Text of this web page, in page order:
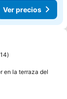
Ver precios
en la terraza del